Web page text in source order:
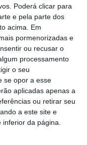
Poderá clicar para
e pela parte dos
acima. Em
pormenorizadas e
ou recusar o
processamento
o seu
se opor a esse
aplicadas apenas a
ou retirar seu
a este site e
da página.